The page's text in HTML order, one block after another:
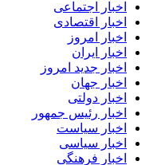
اخبار اجتماعی
اخبار اقتصادی
اخبار امروز
اخبار ایران
اخبار جدید امروز
اخبار جهان
اخبار دولتی
اخبار رئیس جمهور
اخبار سیاست
اخبار سیاسی
اخبار فرهنگی